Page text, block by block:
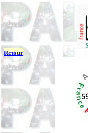
Retour